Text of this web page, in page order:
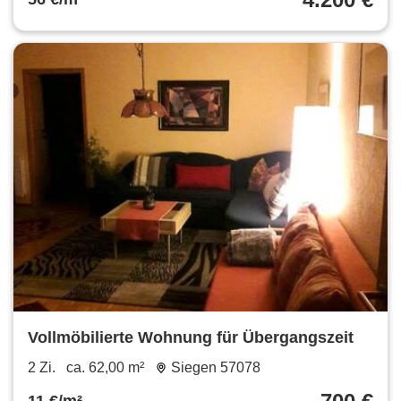
Vollmöbilierte Wohnung für Übergangszeit
2 Zi. ca. 62,00 m² Siegen 57078